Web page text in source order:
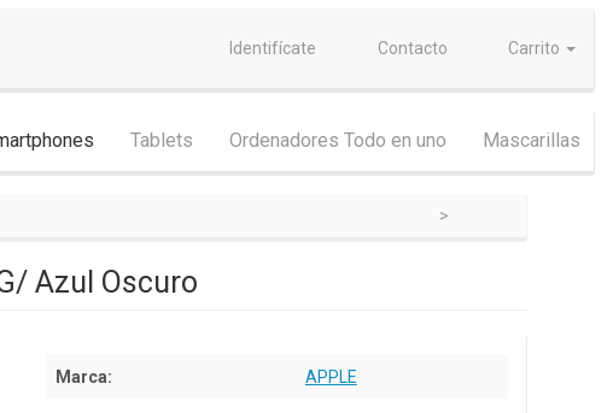
Identifícate Contacto Carrito
Tablets Ordenadores Todo en uno Mascarillas
Azul Oscuro
Marca: APPLE